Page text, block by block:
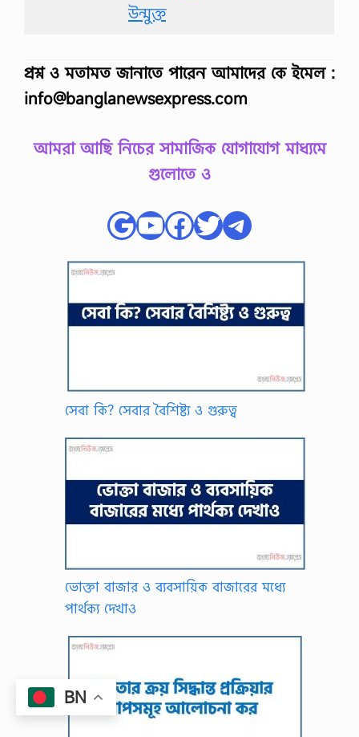
উন্মুক্ত
প্রশ্ন ও মতামত জানাতে পারেন আমাদের কে ইমেল :
info@banglanewsexpress.com
আমরা আছি নিচের সামাজিক যোগাযোগ মাধ্যমে
গুলোতে ও
Google
YouTube
Facebook
Twitter
Telegram
সেবা কি? সেবার বৈশিষ্ট্য ও গুরুত্ব
ভোক্তা বাজার ও ব্যবসায়িক বাজারের মধ্যে
পার্থক্য দেখাও
BN